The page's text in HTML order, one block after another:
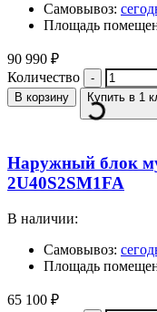
Самовывоз:
Площадь
90 990 ₽
Количество
В корзину Купить в 1
Наружный блок
2U40S2SM1FA
В наличии:
Самовывоз:
Площадь
65 100 ₽